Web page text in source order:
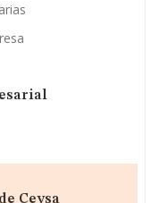
Ceysa